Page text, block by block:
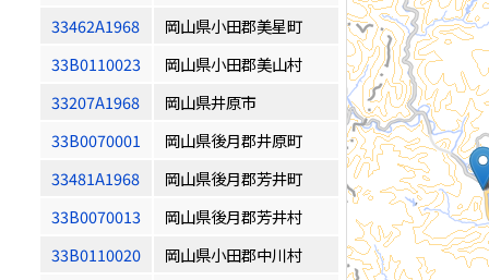
33462A1968
岡山県小田郡美星町
33B0110023
岡山県小田郡美山村
33207A1968
岡山県井原市
33B0070001
岡山県後月郡井原町
33481A1968
岡山県後月郡芳井町
33B0070013
岡山県後月郡芳井村
33B0110020
岡山県小田郡中川村